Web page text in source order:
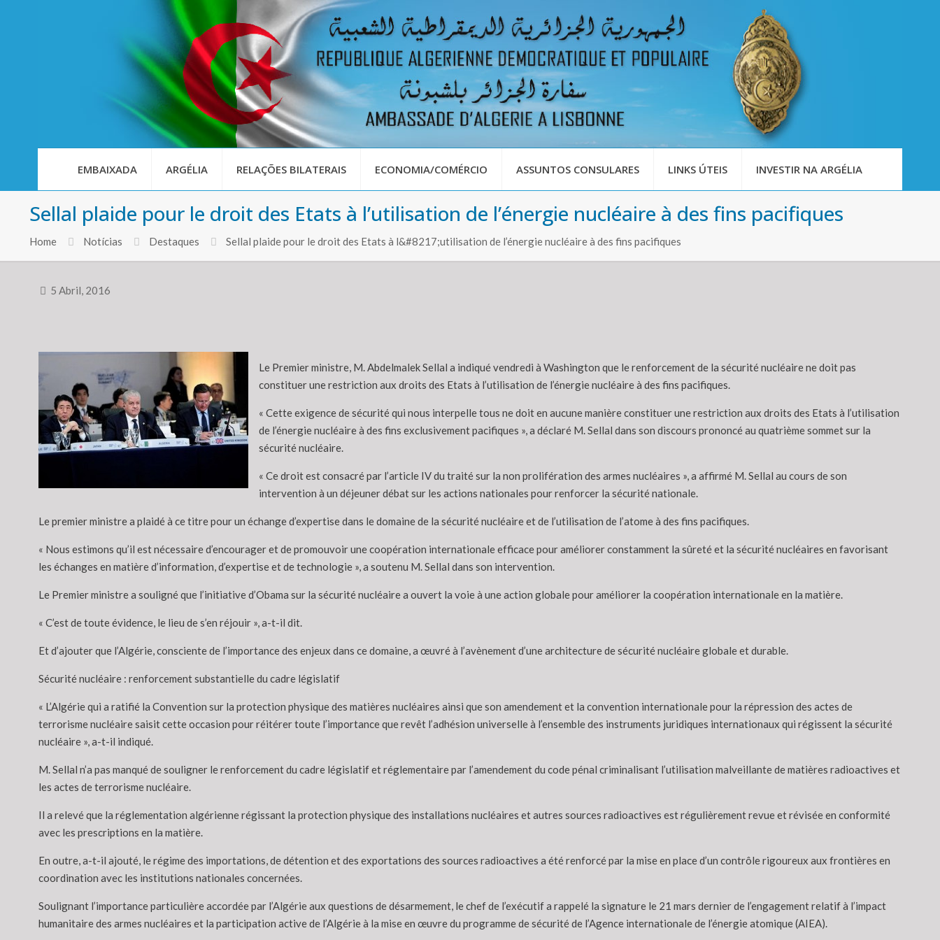
EMBAIXADA ARGÉLIA RELAÇÕES BILATERAIS ECONOMIA/COMÉRCIO ASSUNTOS CONSULARES LINKS ÚTEIS INVESTIR NA ARGÉLIA
Sellal plaide pour le droit des Etats à l’utilisation de l’énergie nucléaire à des fins pacifiques
Home Notícias Destaques Sellal plaide pour le droit des Etats à l&#8217;utilisation de l’énergie nucléaire à des fins pacifiques
5 Abril, 2016
Le Premier ministre, M. Abdelmalek Sellal a indiqué vendredi à Washington que le renforcement de la sécurité nucléaire ne doit pas
constituer une restriction aux droits des Etats à l’utilisation de l’énergie nucléaire à des fins pacifiques.
« Cette exigence de sécurité qui nous interpelle tous ne doit en aucune manière constituer une restriction aux droits des Etats à l’utilisation
de l’énergie nucléaire à des fins exclusivement pacifiques », a déclaré M. Sellal dans son discours prononcé au quatrième sommet sur la
sécurité nucléaire.
« Ce droit est consacré par l’article IV du traité sur la non prolifération des armes nucléaires », a affirmé M. Sellal au cours de son
intervention à un déjeuner débat sur les actions nationales pour renforcer la sécurité nationale.
Le premier ministre a plaidé à ce titre pour un échange d’expertise dans le domaine de la sécurité nucléaire et de l’utilisation de l’atome à des fins pacifiques.
« Nous estimons qu’il est nécessaire d’encourager et de promouvoir une coopération internationale efficace pour améliorer constamment la sûreté et la sécurité nucléaires en favorisant
les échanges en matière d’information, d’expertise et de technologie », a soutenu M. Sellal dans son intervention.
Le Premier ministre a souligné que l’initiative d’Obama sur la sécurité nucléaire a ouvert la voie à une action globale pour améliorer la coopération internationale en la matière.
« C’est de toute évidence, le lieu de s’en réjouir », a-t-il dit.
Et d’ajouter que l’Algérie, consciente de l’importance des enjeux dans ce domaine, a œuvré à l’avènement d’une architecture de sécurité nucléaire globale et durable.
Sécurité nucléaire : renforcement substantielle du cadre législatif
« L’Algérie qui a ratifié la Convention sur la protection physique des matières nucléaires ainsi que son amendement et la convention internationale pour la répression des actes de
terrorisme nucléaire saisit cette occasion pour réitérer toute l’importance que revêt l’adhésion universelle à l’ensemble des instruments juridiques internationaux qui régissent la sécurité
nucléaire », a-t-il indiqué.
M. Sellal n’a pas manqué de souligner le renforcement du cadre législatif et réglementaire par l’amendement du code pénal criminalisant l’utilisation malveillante de matières radioactives et
les actes de terrorisme nucléaire.
Il a relevé que la réglementation algérienne régissant la protection physique des installations nucléaires et autres sources radioactives est régulièrement revue et révisée en conformité
avec les prescriptions en la matière.
En outre, a-t-il ajouté, le régime des importations, de détention et des exportations des sources radioactives a été renforcé par la mise en place d’un contrôle rigoureux aux frontières en
coordination avec les institutions nationales concernées.
Soulignant l’importance particulière accordée par l’Algérie aux questions de désarmement, le chef de l’exécutif a rappelé la signature le 21 mars dernier de l’engagement relatif à l’impact
humanitaire des armes nucléaires et la participation active de l’Algérie à la mise en œuvre du programme de sécurité de l’Agence internationale de l’énergie atomique (AIEA).